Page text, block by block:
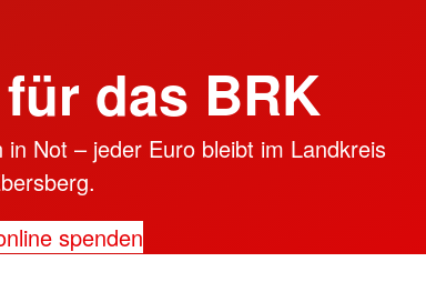
das BRK
Not – jeder Euro bleibt im Landkreis
spenden